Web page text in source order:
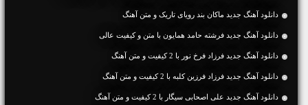
دانلود آهنگ جديد ماکان بند رویای تاریک و متن آهنگ
دانلود آهنگ جديد فرشته حامد همایون با متن و کیفیت عالی
دانلود آهنگ جديد فرزاد فرخ نور با 2 کیفیت و متن آهنگ
دانلود آهنگ جديد فرزاد فرزین کلبه با 2 کیفیت و متن آهنگ
دانلود آهنگ جديد علی اصحابی سیگار با 2 کیفیت و متن آهنگ